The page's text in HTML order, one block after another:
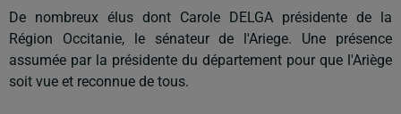
De nombreux élus dont Carole DELGA présidente de la
Région Occitanie, le sénateur de l'Ariege. Une présence
assumée par la présidente du département pour que l'Ariège
soit vue et reconnue de tous.